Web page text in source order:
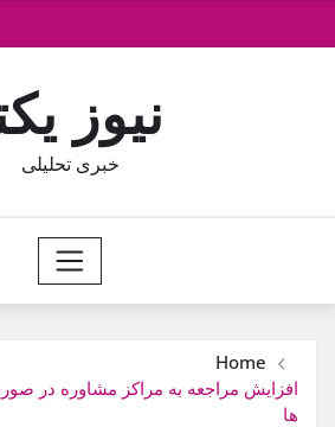
to
نیوز
خبری تحلیلی
Home
افزایش مراجعه به مراکز مشاوره در
ها